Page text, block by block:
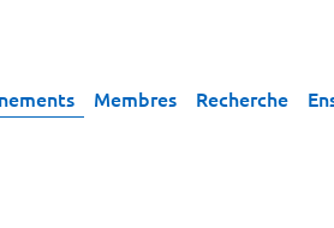
Membres Recherche